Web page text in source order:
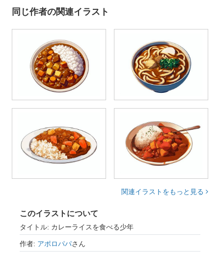
同じ作者の関連イラスト
関連イラストをもっと見る
このイラストについて
タイトル: カレーライスを食べる少年
作者: アポロパパさん